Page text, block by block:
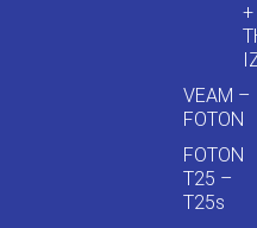
VEAM –
FOTON
FOTON
T25 –
T25s